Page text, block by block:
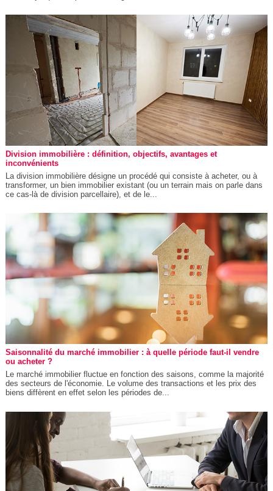
Division immobilière : définition, objectifs, avantages et
inconvénients
La division immobilière désigne un procédé qui consiste à acheter, ou à
transformer, un bien immobilier existant (ou un terrain mais on parle dans
ce cas-là de division parcellaire), et de le...
Saisonnalité du marché immobilier : à quelle période faut-il vendre
ou acheter ?
Le marché immobilier fluctue en fonction des saisons, comme la majorité
des secteurs de l'économie. Le volume des transactions et les prix des
biens diffèrent en effet selon les périodes de...